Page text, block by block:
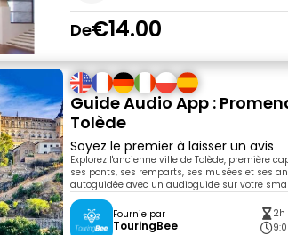
De€14.00
Guide Audio App :
Tolède
Soyez le premier à laisser un avis
Explorez l'ancienne ville de Tolède, première
ses ponts, ses remparts, ses musées et ses
autoguidée avec un audioguide sur votre
Fournie par
TouringBee
2h